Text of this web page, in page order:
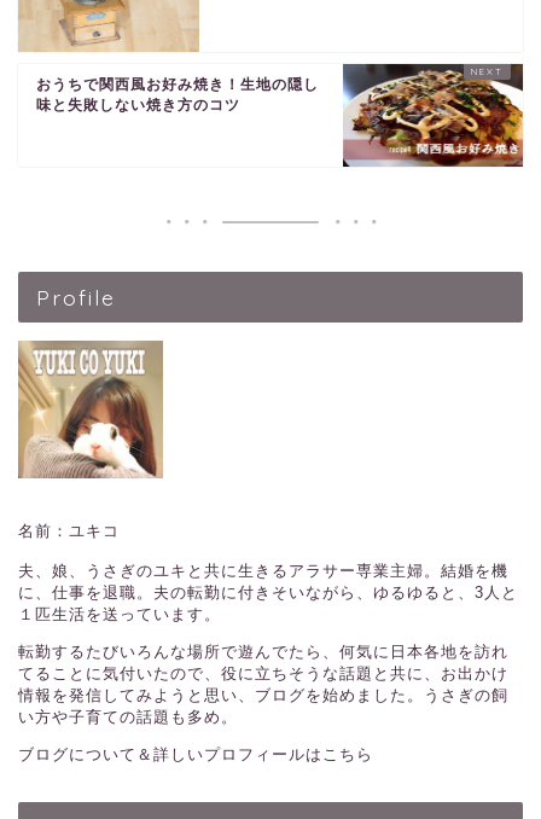
おうちで関西風お好み焼き！生地の隠し
味と失敗しない焼き方のコツ
Profile
名前：ユキコ
夫、娘、うさぎのユキと共に生きるアラサー専業主婦。結婚を機
に、仕事を退職。夫の転勤に付きそいながら、ゆるゆると、3人と
１匹生活を送っています。
転勤するたびいろんな場所で遊んでたら、何気に日本各地を訪れ
てることに気付いたので、役に立ちそうな話題と共に、お出かけ
情報を発信してみようと思い、ブログを始めました。うさぎの飼
い方や子育ての話題も多め。
ブログについて＆詳しいプロフィールはこちら